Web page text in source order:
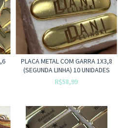
PLACA METAL COM GARRA 1X3,8
(SEGUNDA LINHA) 10 UNIDADES
R$58,99